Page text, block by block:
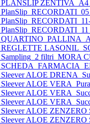
ZENTIVA_A4
filtri_MORA
ALOE
ALOE
ALOE
ALOE
ALOE ZENZERO
ALOE ZENZERO